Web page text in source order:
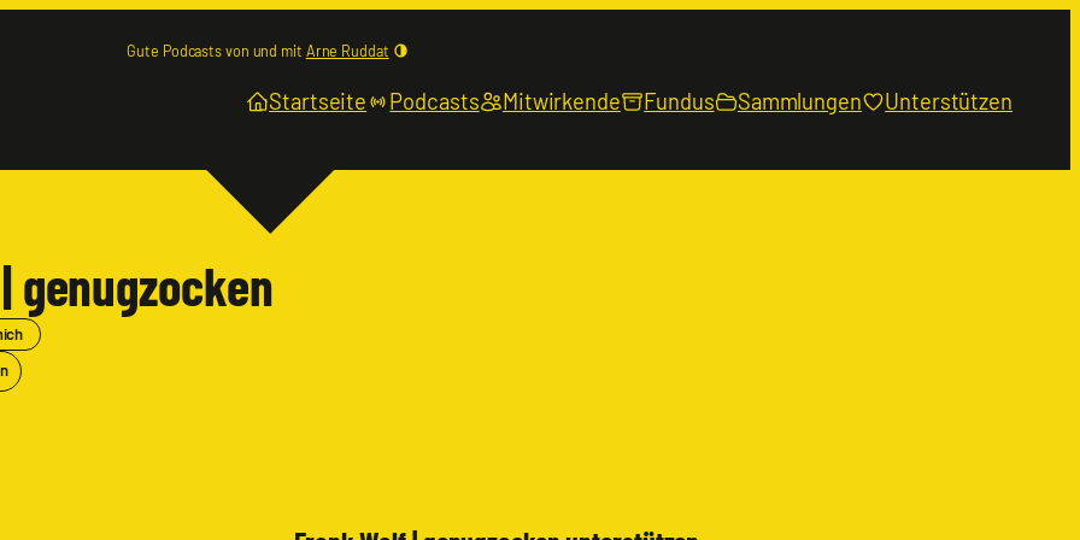
Gute Podcasts von und mit Arne Ruddat
Startseite Podcasts Mitwirkende Fundus Sammlungen Unterstützen
genugzocken